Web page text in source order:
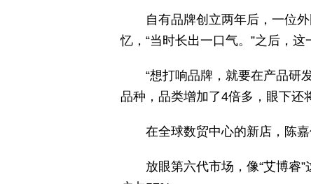
自有品牌创立两年后，一位
忆，“当时长出一口气。”之后，
“想打响品牌，就要在产品研
品种，品类增加了4倍多，眼下还
在全球数贸中心的新店，陈
放眼第六代市场，像“艾博睿